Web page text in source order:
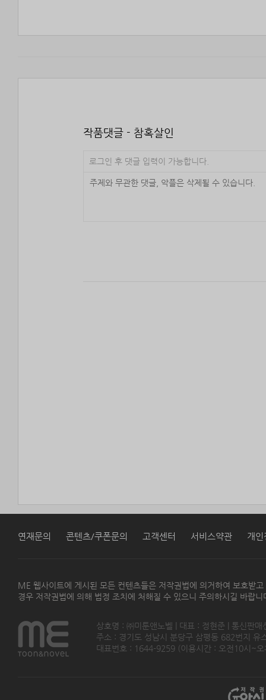
작품댓글 - 참혹살인
로그인 후 댓글 입력이 가능합니다.
연재문의 콘텐츠/쿠폰문의 고객센터 서비스약관 개인
ME 웹사이트에 게시된 모든 컨텐츠들은 저작권법에 의거하여 보호받
경우 저작권법에 의해 법정 조치에 처해질 수 있으니 주의하시길 바랍니
상호명 : ㈜미툰앤노벨 | 대표 : 정현준 | 통신판
주소 : 경기도 성남시 분당구 삼평동 682번지
대표번호 : 1644-9259 (이용시간 : 오전10시~